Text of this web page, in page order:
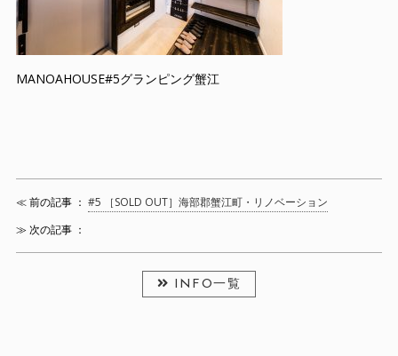
MANOAHOUSE#5グランピング蟹江
≪ 前の記事 ： #5 ［SOLD OUT］海部郡蟹江町・リノベーション
≫ 次の記事 ：
INFO一覧